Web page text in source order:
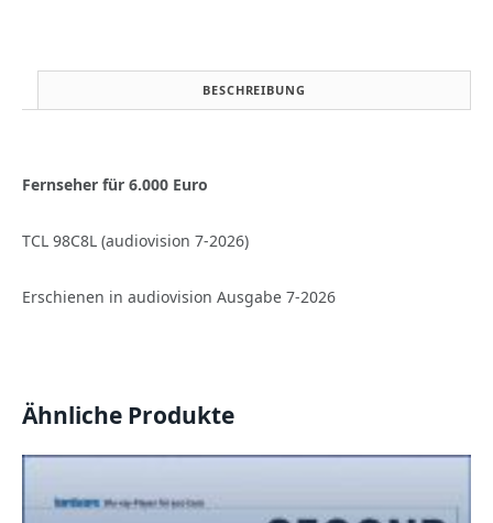
BESCHREIBUNG
Fernseher für 6.000 Euro
TCL 98C8L (audiovision 7-2026)
Erschienen in audiovision Ausgabe 7-2026
Ähnliche Produkte